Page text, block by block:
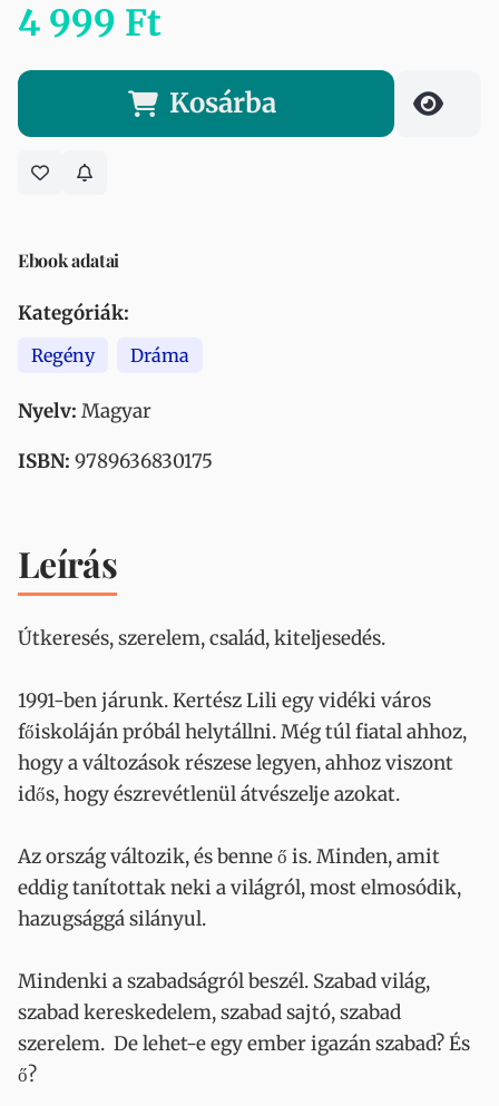
4 999 Ft
Kosárba
Ebook adatai
Kategóriák:
Regény Dráma
Nyelv: Magyar
ISBN: 9789636830175
Leírás
Útkeresés, szerelem, család, kiteljesedés.
1991-ben járunk. Kertész Lili egy vidéki város
főiskoláján próbál helytállni. Még túl fiatal ahhoz,
hogy a változások részese legyen, ahhoz viszont
idős, hogy észrevétlenül átvészelje azokat.
Az ország változik, és benne ő is. Minden, amit
eddig tanítottak neki a világról, most elmosódik,
hazugsággá silányul.
Mindenki a szabadságról beszél. Szabad világ,
szabad kereskedelem, szabad sajtó, szabad
szerelem. De lehet-e egy ember igazán szabad? És
ő?